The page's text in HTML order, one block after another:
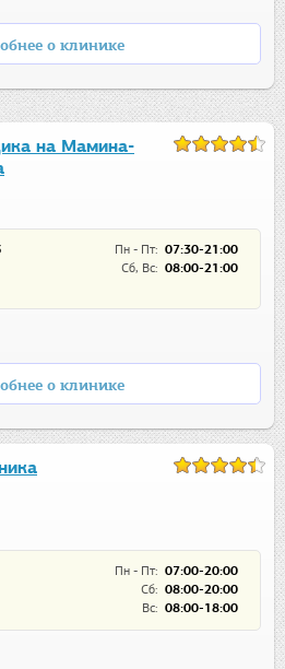
о клинике
на Мамина-
Пн - Пт: 07:30-21:00
Сб, Вс: 08:00-21:00
о клинике
Пн - Пт: 07:00-20:00
Сб: 08:00-20:00
Вс: 08:00-18:00